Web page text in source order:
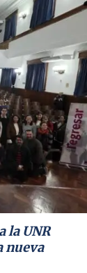
la UNR
nueva